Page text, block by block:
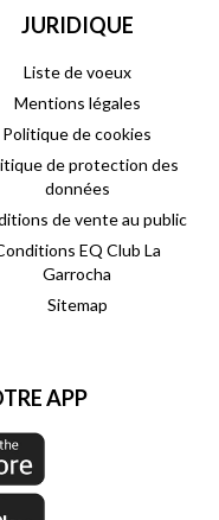
JURIDIQUE
Liste de voeux
Mentions légales
Politique de cookies
de protection des
données
de vente au public
EQ Club La
Garrocha
Sitemap
APP